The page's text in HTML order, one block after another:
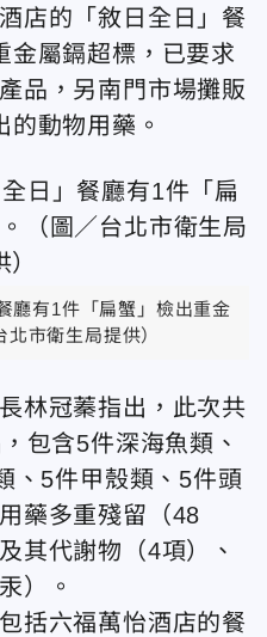
店的「敘日全日」餐
金屬鎘超標，已要求
品，另南門市場攤販
動物用藥。
廳有1件「扁蟹」檢出重金
市衛生局提供）
林冠蓁指出，此次共
包含5件深海魚類、
、5件甲殼類、5件頭
藥多重殘留（48
其代謝物（4項）、
）。
括六福萬怡酒店的餐